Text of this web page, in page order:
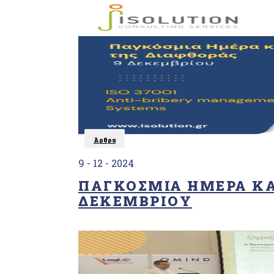
Council®)
Υπηρεσίες
διαχείρισης
επιβλαβών
οργανισμών
«EN
16636»
Σύστημα
διαχείρισης
δωροδοκίας
Άρθρα
9 - 12 - 2024
ΠΑΓΚΌΣΜΙΑ ΗΜΈΡΑ
ΔΕΚΕΜΒΡΊΟΥ